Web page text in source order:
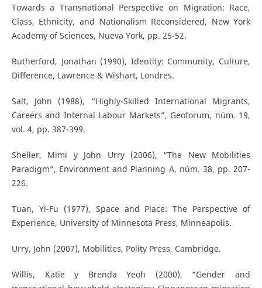
Towards a Transnational Perspective on Migration: Race,
Class, Ethnicity, and Nationalism Reconsidered, New York
Academy of Sciences, Nueva York, pp. 25-52.
Rutherford, Jonathan (1990), Identity: Community, Culture,
Difference, Lawrence & Wishart, Londres.
Salt, John (1988), “Highly-Skilled International Migrants,
Careers and Internal Labour Markets”, Geoforum, núm. 19,
vol. 4, pp. 387-399.
Sheller, Mimi y John Urry (2006), “The New Mobilities
Paradigm”, Environment and Planning A, núm. 38, pp. 207-
226.
Tuan, Yi-Fu (1977), Space and Place: The Perspective of
Experience, University of Minnesota Press, Minneapolis.
Urry, John (2007), Mobilities, Polity Press, Cambridge.
Willis, Katie y Brenda Yeoh (2000), “Gender and